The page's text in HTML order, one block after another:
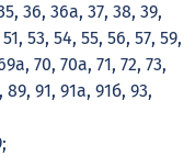
36, 36а, 37, 38, 39,
53, 54, 55, 56, 57, 59,
70, 70а, 71, 72, 73,
91, 91а, 91б, 93,